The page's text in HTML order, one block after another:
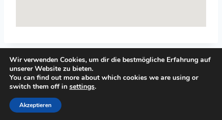
© 2026 Top-Systemisches-Coaching.de
Wir verwenden Cookies, um dir die bestmögliche Erfahrung auf
unserer Website zu bieten.
You can find out more about which cookies we are using or
switch them off in settings.
Akzeptieren